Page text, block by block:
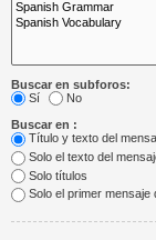
Buscar en subforos:
Sí
No
Buscar en :
Título y texto del
Solo el texto del
Solo títulos
Solo el primer mensaje